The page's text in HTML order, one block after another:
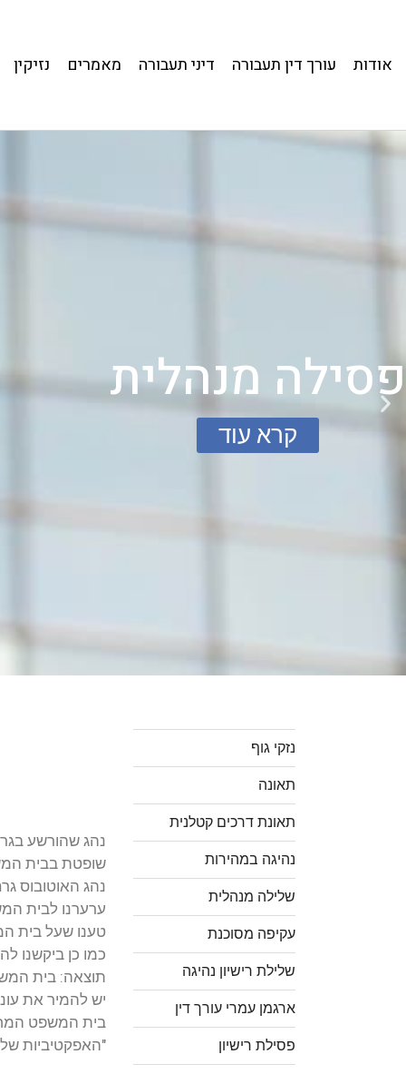
אודות עורך דין תעבורה דיני תעבורה מאמרים נזיקין
פסילה מנהלית
קרא עוד
נזקי גוף
תאונה
תאונת דרכים קטלנית
נהיגה במהירות
שלילה מנהלית
עקיפה מסוכנת
שלילת רישיון נהיגה
ארגמן עמרי עורך דין
פסילת רישיון
נהג שהורשע
שופטת בבית
נהג האוטובוס
ערערנו לבית
טענו שעל בית המשפט
כמו כן ביקשנו
תוצאה: בית המשפט,
יש להמיר את
בית המשפט
"האפקטיביות